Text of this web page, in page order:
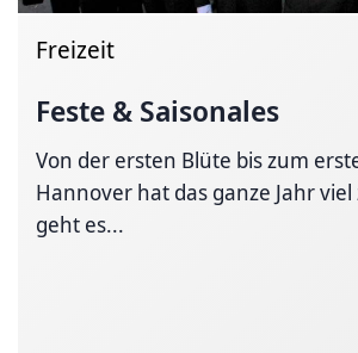
Freizeit
Feste & Saisonales
Von der ersten Blüte bis zum
Hannover hat das ganze Jahr
geht es...